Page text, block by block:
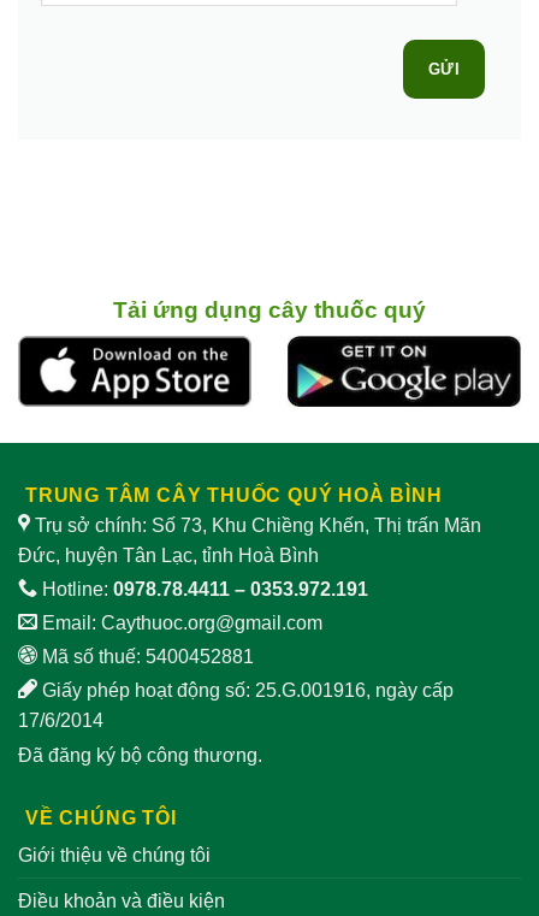
GỬI
Tải ứng dụng cây thuốc quý
TRUNG TÂM CÂY THUỐC QUÝ HOÀ BÌNH
Trụ sở chính: Số 73, Khu Chiềng Khến, Thị trấn Mãn
Đức, huyện Tân Lạc, tỉnh Hoà Bình
Hotline: 0978.78.4411 – 0353.972.191
Email: Caythuoc.org@gmail.com
Mã số thuế: 5400452881
Giấy phép hoạt động số: 25.G.001916, ngày cấp
17/6/2014
Đã đăng ký bộ công thương.
VỀ CHÚNG TÔI
Giới thiệu về chúng tôi
Điều khoản và điều kiện